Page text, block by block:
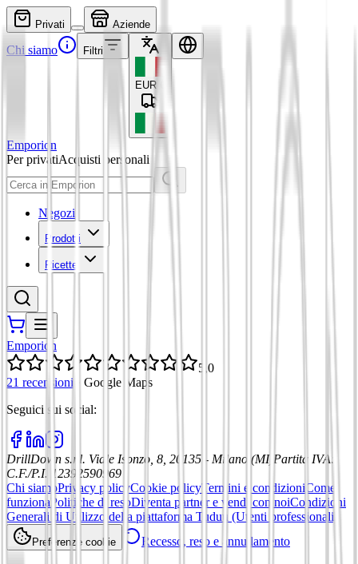
Privati Aziende
Chi siamo Filtri
EUR
Emporion
Per privatiAcquisti personali
Negozi
Prodotti
Ricette
Emporion
5,0
21 recensioni
Google Maps
Seguici sui social:
DrillDown s.r.l. Viale Isonzo, 8, 20135 - Milano (MI) Partita IVA:
C.F./P.I. 12392590969
Chi siamoPrivacy policyCookie policyTermini e condizioni Come
funziona Politiche di resoDiventa partner e vendi con noiCondizioni
Generali di Utilizzo della piattaforma Tuduu (Utenti professionali)
Preferenze cookie Recesso, reso e annullamento